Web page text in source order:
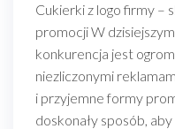
Cukierki z logo firmy –
promocji W
konkurencja jest
niezliczonymi
i przyjemne formy
doskonały sposób,